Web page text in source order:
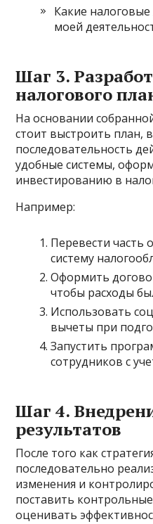
Какие
моей
Шаг 3.
налогового
На основании
стоит выстроить
последовательность
удобные системы,
инвестированию в
Например:
Перевести
систему
Оформить
чтобы расходы
Использовать
вычеты при
Запустить
сотрудников с
Шаг 4.
результатов
После того как
последовательно
изменения и
поставить
оценивать